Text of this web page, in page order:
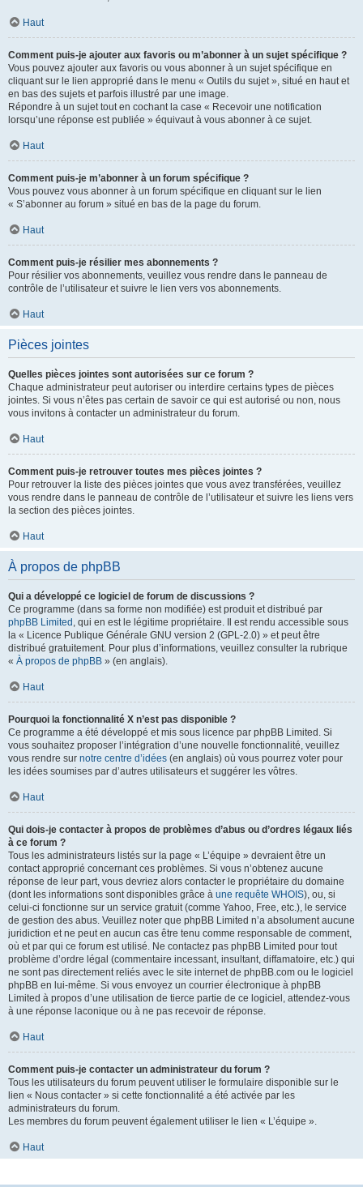
Haut
Comment puis-je ajouter aux favoris ou m’abonner à un sujet spécifique ?
Vous pouvez ajouter aux favoris ou vous abonner à un sujet spécifique en
cliquant sur le lien approprié dans le menu « Outils du sujet », situé en haut et
en bas des sujets et parfois illustré par une image.
Répondre à un sujet tout en cochant la case « Recevoir une notification
lorsqu’une réponse est publiée » équivaut à vous abonner à ce sujet.
Haut
Comment puis-je m’abonner à un forum spécifique ?
Vous pouvez vous abonner à un forum spécifique en cliquant sur le lien
« S’abonner au forum » situé en bas de la page du forum.
Haut
Comment puis-je résilier mes abonnements ?
Pour résilier vos abonnements, veuillez vous rendre dans le panneau de
contrôle de l’utilisateur et suivre le lien vers vos abonnements.
Haut
Pièces jointes
Quelles pièces jointes sont autorisées sur ce forum ?
Chaque administrateur peut autoriser ou interdire certains types de pièces
jointes. Si vous n’êtes pas certain de savoir ce qui est autorisé ou non, nous
vous invitons à contacter un administrateur du forum.
Haut
Comment puis-je retrouver toutes mes pièces jointes ?
Pour retrouver la liste des pièces jointes que vous avez transférées, veuillez
vous rendre dans le panneau de contrôle de l’utilisateur et suivre les liens vers
la section des pièces jointes.
Haut
À propos de phpBB
Qui a développé ce logiciel de forum de discussions ?
Ce programme (dans sa forme non modifiée) est produit et distribué par
phpBB Limited , qui en est le légitime propriétaire. Il est rendu accessible sous
la « Licence Publique Générale GNU version 2 (GPL-2.0) » et peut être
distribué gratuitement. Pour plus d’informations, veuillez consulter la rubrique
« À propos de phpBB » (en anglais).
Haut
Pourquoi la fonctionnalité X n’est pas disponible ?
Ce programme a été développé et mis sous licence par phpBB Limited. Si
vous souhaitez proposer l’intégration d’une nouvelle fonctionnalité, veuillez
vous rendre sur notre centre d’idées (en anglais) où vous pourrez voter pour
les idées soumises par d’autres utilisateurs et suggérer les vôtres.
Haut
Qui dois-je contacter à propos de problèmes d’abus ou d’ordres légaux liés
à ce forum ?
Tous les administrateurs listés sur la page « L’équipe » devraient être un
contact approprié concernant ces problèmes. Si vous n’obtenez aucune
réponse de leur part, vous devriez alors contacter le propriétaire du domaine
(dont les informations sont disponibles grâce à une requête WHOIS), ou, si
celui-ci fonctionne sur un service gratuit (comme Yahoo, Free, etc.), le service
de gestion des abus. Veuillez noter que phpBB Limited n’a absolument aucune
juridiction et ne peut en aucun cas être tenu comme responsable de comment,
où et par qui ce forum est utilisé. Ne contactez pas phpBB Limited pour tout
problème d’ordre légal (commentaire incessant, insultant, diffamatoire, etc.) qui
ne sont pas directement reliés avec le site internet de phpBB.com ou le logiciel
phpBB en lui-même. Si vous envoyez un courrier électronique à phpBB
Limited à propos d’une utilisation de tierce partie de ce logiciel, attendez-vous
à une réponse laconique ou à ne pas recevoir de réponse.
Haut
Comment puis-je contacter un administrateur du forum ?
Tous les utilisateurs du forum peuvent utiliser le formulaire disponible sur le
lien « Nous contacter » si cette fonctionnalité a été activée par les
administrateurs du forum.
Les membres du forum peuvent également utiliser le lien « L’équipe ».
Haut